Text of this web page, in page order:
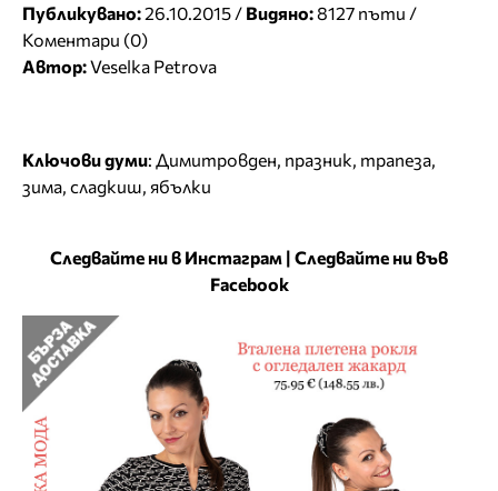
Публикувано:26.10.2015 / Видяно:8127 пъти /
Коментари (0)
Автор:Veselka Petrova
Ключови думи: Димитровден, празник, трапеза,
зима, сладкиш, ябълки
Следвайте ни в Инстаграм | Следвайте ни във
Facebook